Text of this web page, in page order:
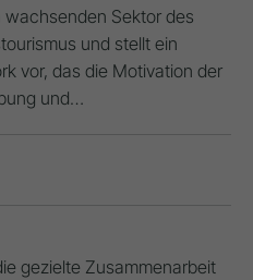
wachsenden Sektor des
und stellt ein
vor, das die Motivation der
und…
gezielte Zusammenarbeit